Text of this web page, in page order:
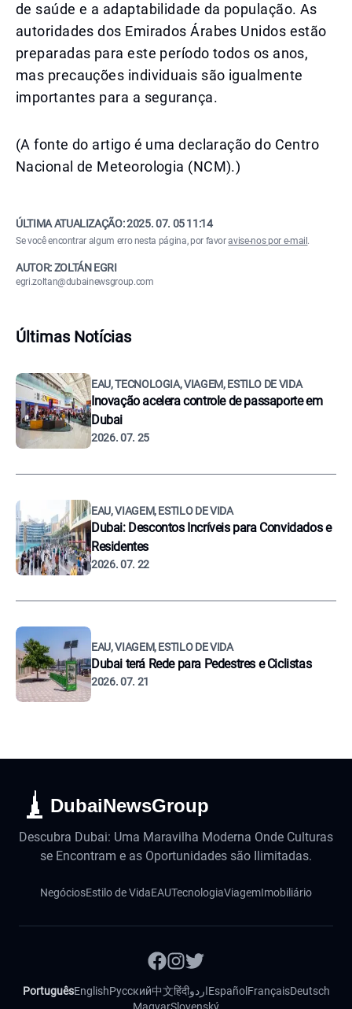
de saúde e a adaptabilidade da população. As
autoridades dos Emirados Árabes Unidos estão
preparadas para este período todos os anos,
mas precauções individuais são igualmente
importantes para a segurança.
(A fonte do artigo é uma declaração do Centro
Nacional de Meteorologia (NCM).)
ÚLTIMA ATUALIZAÇÃO:2025. 07. 05 11:14
Se você encontrar algum erro nesta página, por favoravise-nos por e-mail .
AUTOR: ZOLTÁN EGRI
egri.zoltan@dubainewsgroup.com
Últimas Notícias
EAU, TECNOLOGIA, VIAGEM, ESTILO DE VIDA
Inovação acelera controle de passaporte em
Dubai
2026. 07. 25
EAU, VIAGEM, ESTILO DE VIDA
Dubai: Descontos Incríveis para Convidados e
Residentes
2026. 07. 22
EAU, VIAGEM, ESTILO DE VIDA
Dubai terá Rede para Pedestres e Ciclistas
2026. 07. 21
DubaiNewsGroup
Descubra Dubai: Uma Maravilha Moderna Onde Culturas
se Encontram e as Oportunidades são Ilimitadas.
NegóciosEstilo de VidaEAUTecnologiaViagemImobiliário
PortuguêsEnglishРусский中文हिंदीاردوEspañol FrançaisDeutsch